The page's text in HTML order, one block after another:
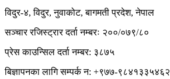
विदुर-४, विदुर, नुवाकोट, बागमती प्रदेश, नेपाल
सञ्चार रजिस्ट्रार दर्ता नम्बरः २००/०७९/८०
प्रेस काउन्सिल दर्ता नम्बर: ३८७५
बिज्ञापनका लागि सम्पर्क न: +९७७-९८४१३३५४६२